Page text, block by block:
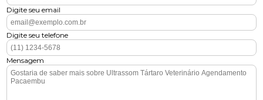
Digite seu email
Digite seu telefone
Mensagem